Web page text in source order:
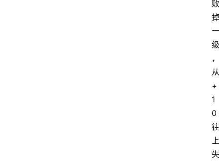
败
掉
一
级
，
从
+
1
0
往
上
失